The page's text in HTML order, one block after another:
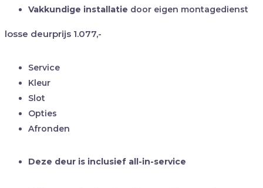
Vakkundige installatie door eigen montagedienst
losse deurprijs 1.077,-
Service
Kleur
Slot
Opties
Afronden
Deze deur is inclusief all-in-service